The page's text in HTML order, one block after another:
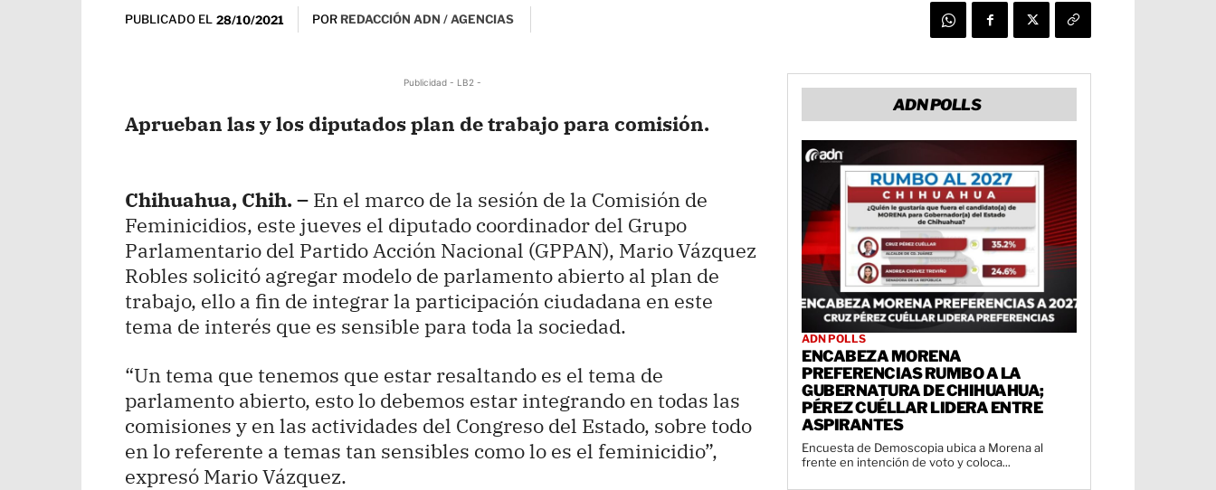
PUBLICADO EL 28/10/2021 POR REDACCIÓN ADN / AGENCIAS
Publicidad - LB2 -
Aprueban las y los diputados plan de trabajo para comisión.
Chihuahua, Chih. – En el marco de la sesión de la Comisión de
Feminicidios, este jueves el diputado coordinador del Grupo
Parlamentario del Partido Acción Nacional (GPPAN), Mario Vázquez
Robles solicitó agregar modelo de parlamento abierto al plan de
trabajo, ello a fin de integrar la participación ciudadana en este
tema de interés que es sensible para toda la sociedad.
“Un tema que tenemos que estar resaltando es el tema de
parlamento abierto, esto lo debemos estar integrando en todas las
comisiones y en las actividades del Congreso del Estado, sobre todo
en lo referente a temas tan sensibles como lo es el feminicidio”,
expresó Mario Vázquez.
ADN POLLS
ADN POLLS
ENCABEZA MORENA
PREFERENCIAS RUMBO A LA
GUBERNATURA DE CHIHUAHUA;
PÉREZ CUÉLLAR LIDERA ENTRE
ASPIRANTES
Encuesta de Demoscopia ubica a Morena al
frente en intención de voto y coloca...